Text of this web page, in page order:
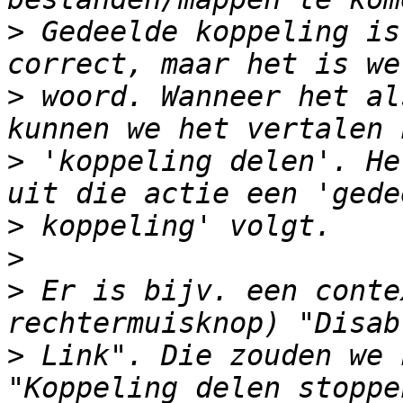
> Gedeelde koppeling
> woord. Wanneer het
> 'koppeling delen'.
>
>
> Er is bijv. een
> Link". Die zouden we